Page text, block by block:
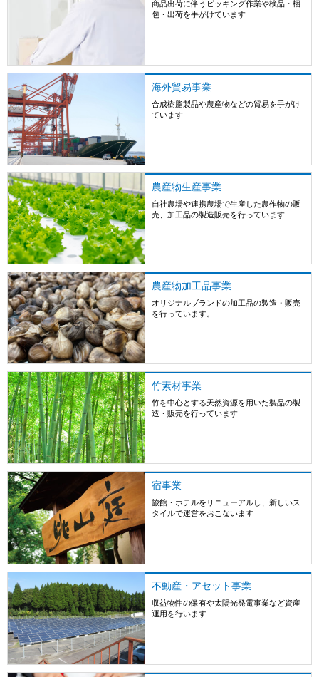
商品出荷に伴うピッキング作業や検品・梱
包・出荷を手がけています
海外貿易事業
合成樹脂製品や農産物などの貿易を手がけ
ています
農産物生産事業
自社農場や連携農場で生産した農作物の販
売、加工品の製造販売を行っています
詳しくはこちら
農産物加工品事業
オリジナルブランドの加工品の製造・販売
を行っています。
詳しくはこちら
竹素材事業
竹を中心とする天然資源を用いた製品の製
造・販売を行っています
詳しくはこちら
宿事業
旅館・ホテルをリニューアルし、新しいス
タイルで運営をおこないます
詳しくはこちら
不動産・アセット事業
収益物件の保有や太陽光発電事業など資産
運用を行います
詳しくはこちら